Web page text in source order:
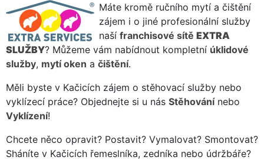
Máte kromě ručního mytí a čištění
zájem i o jiné profesionální služby
naší franchisové sítě EXTRA
SLUŽBY? Můžeme vám nabídnout kompletní úklidové
služby, mytí oken a čištění.
Měli byste v Kačicích zájem o stěhovací služby nebo
vyklízecí práce? Objednejte si u nás Stěhovánínebo
Vyklízení!
Chcete něco opravit? Postavit? Vymalovat? Smontovat?
Sháníte v Kačicích řemeslníka, zedníka nebo údržbáře?